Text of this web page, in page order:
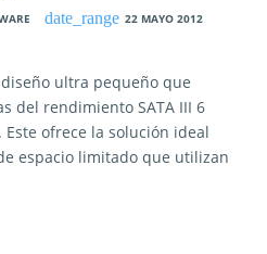
22 MAYO 2012
ultra pequeño que
del rendimiento SATA III 6
Este ofrece la solución ideal
espacio limitado que utilizan